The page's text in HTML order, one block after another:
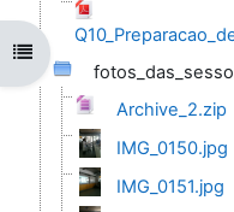
Abrir índice da disciplina
Archive_2.zip
IMG_0150.jpg
IMG_0151.jpg